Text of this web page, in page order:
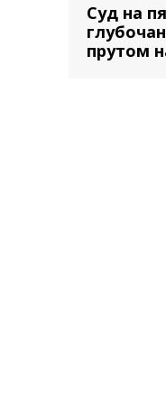
Суд на
прутом